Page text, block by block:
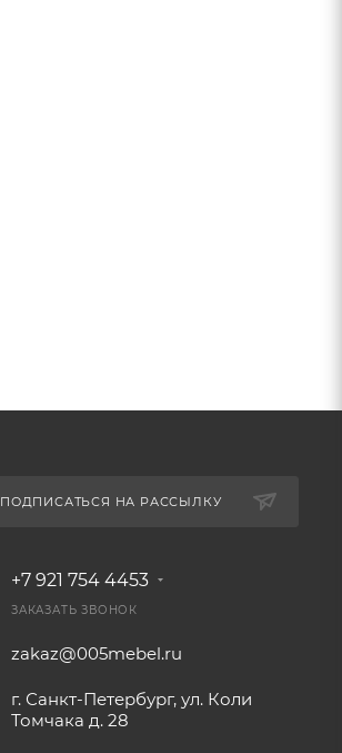
ПОДПИСАТЬСЯ НА РАССЫЛКУ
+7 921 754 4453
ЗАКАЗАТЬ ЗВОНОК
zakaz@005mebel.ru
г. Санкт-Петербург, ул. Коли
Томчака д. 28